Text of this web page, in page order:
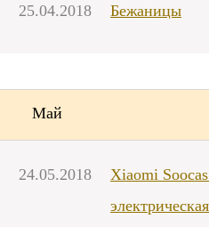
25.04.2018 Бежаницы
Май
24.05.2018
Xiaomi